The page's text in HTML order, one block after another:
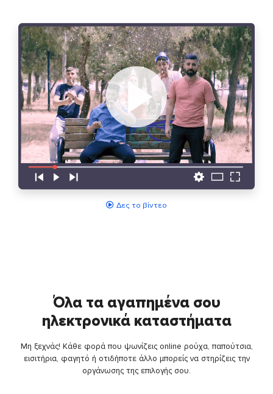
Δες το βίντεο
Όλα τα αγαπημένα σου
ηλεκτρονικά καταστήματα
Μη ξεχνάς! Κάθε φορά που ψωνίζεις online ρούχα, παπούτσια,
εισιτήρια, φαγητό ή οτιδήποτε άλλο μπορείς να στηρίζεις την
οργάνωσης της επιλογής σου.